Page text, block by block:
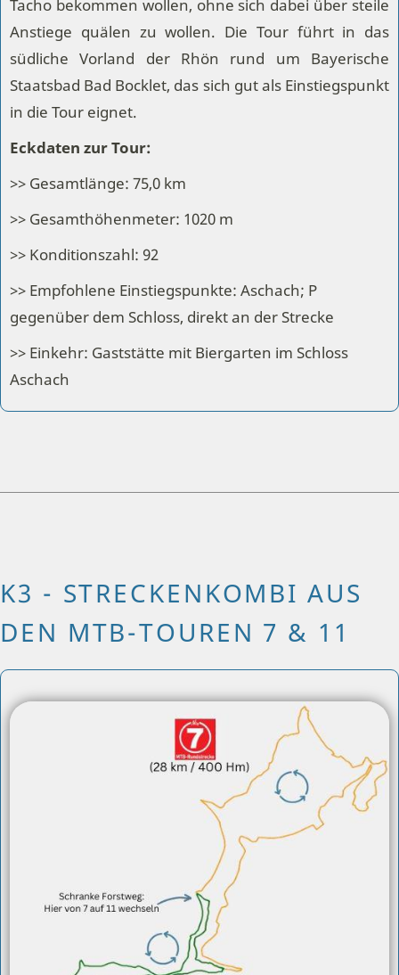
Tacho bekommen wollen, ohne sich dabei über steile
Anstiege quälen zu wollen. Die Tour führt in das
südliche Vorland der Rhön rund um Bayerische
Staatsbad Bad Bocklet, das sich gut als Einstiegspunkt
in die Tour eignet.
Eckdaten zur Tour:
>> Gesamtlänge: 75,0 km
>> Gesamthöhenmeter: 1020 m
>> Konditionszahl: 92
>> Empfohlene Einstiegspunkte: Aschach; P
gegenüber dem Schloss, direkt an der Strecke
>> Einkehr: Gaststätte mit Biergarten im Schloss
Aschach
K3 - STRECKENKOMBI AUS
DEN MTB-TOUREN 7 & 11